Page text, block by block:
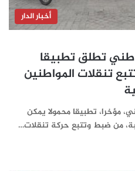
أخبار الدار
تطلق تطبيقا
تنقلات المواطنين
مؤخرا، تطبيقا محمولا يمكن
من ضبط وتتبع حركة تنقلات…